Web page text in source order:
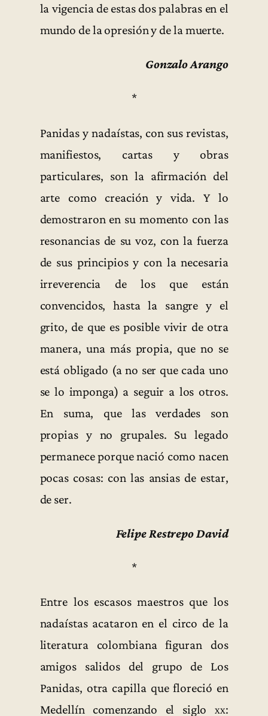
la vigencia de estas dos palabras en el
mundo de la opresión y de la muerte.
Gonzalo Arango
*
Panidas y nadaístas, con sus revistas,
manifiestos, cartas y obras
particulares, son la afirmación del
arte como creación y vida. Y lo
demostraron en su momento con las
resonancias de su voz, con la fuerza
de sus principios y con la necesaria
irreverencia de los que están
convencidos, hasta la sangre y el
grito, de que es posible vivir de otra
manera, una más propia, que no se
está obligado (a no ser que cada uno
se lo imponga) a seguir a los otros.
En suma, que las verdades son
propias y no grupales. Su legado
permanece porque nació como nacen
pocas cosas: con las ansias de estar,
de ser.
Felipe Restrepo David
*
Entre los escasos maestros que los
nadaístas acataron en el circo de la
literatura colombiana figuran dos
amigos salidos del grupo de Los
Panidas, otra capilla que floreció en
Medellín comenzando el siglo xx: